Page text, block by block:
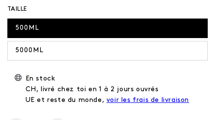
TAILLE
500ML
5000ML
En stock
CH, livré chez toi en 1 à 2 jours ouvrés
UE et reste du monde, voir les frais de livraison